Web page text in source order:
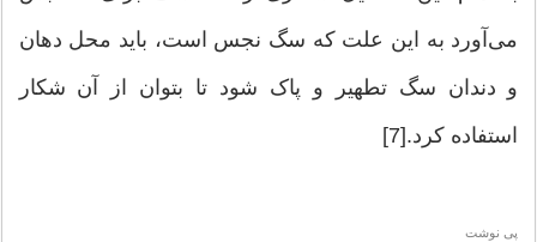
می‌آورد به این علت که سگ نجس است، باید محل دهان
و دندان سگ تطهیر و پاک شود تا بتوان از آن شکار
استفاده کرد.[7]
پی نوشت